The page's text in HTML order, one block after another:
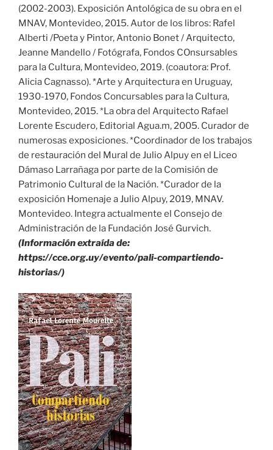
(2002-2003). Exposición Antológica de su obra en el
MNAV, Montevideo, 2015. Autor de los libros: Rafel
Alberti /Poeta y Pintor, Antonio Bonet / Arquitecto,
Jeanne Mandello / Fotógrafa, Fondos COnsursables
para la Cultura, Montevideo, 2019. (coautora: Prof.
Alicia Cagnasso). *Arte y Arquitectura en Uruguay,
1930-1970, Fondos Concursables para la Cultura,
Montevideo, 2015. *La obra del Arquitecto Rafael
Lorente Escudero, Editorial Agua.m, 2005. Curador de
numerosas exposiciones. *Coordinador de los trabajos
de restauración del Mural de Julio Alpuy en el Liceo
Dámaso Larrañaga por parte de la Comisión de
Patrimonio Cultural de la Nación. *Curador de la
exposición Homenaje a Julio Alpuy, 2019, MNAV.
Montevideo. Integra actualmente el Consejo de
Administración de la Fundación José Gurvich.
(Información extraída de:
https://cce.org.uy/evento/pali-compartiendo-
historias/)